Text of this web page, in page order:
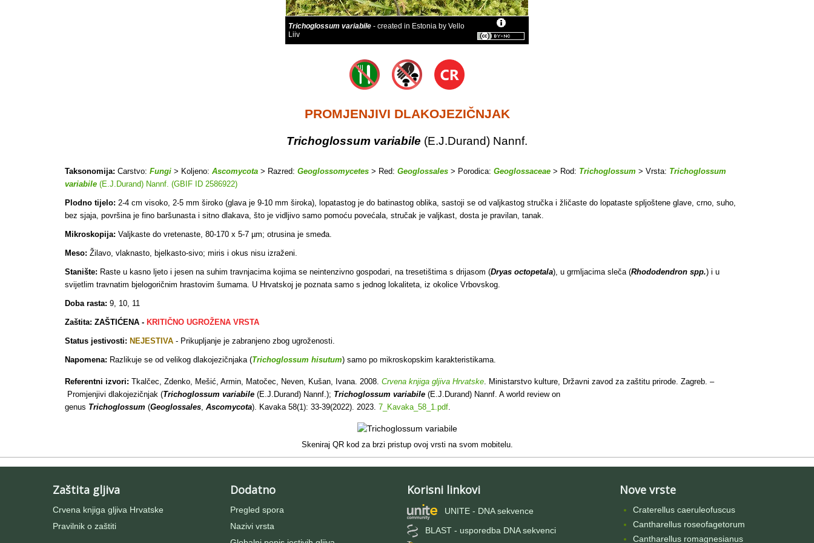
Trichoglossum variabile - created in Estonia by Vello
Liiv
PROMJENJIVI DLAKOJEZIČNJAK
Trichoglossum variabile (E.J.Durand) Nannf.
Taksonomija: Carstvo: Fungi > Koljeno: Ascomycota > Razred: Geoglossomycetes > Red: Geoglossales > Porodica: Geoglossaceae > Rod: Trichoglossum > Vrsta: Trichoglossum
variabile (E.J.Durand) Nannf. (GBIF ID 2586922)
Plodno tijelo: 2-4 cm visoko, 2-5 mm široko (glava je 9-10 mm široka), lopatastog je do batinastog oblika, sastoji se od valjkastog stručka i žličaste do lopataste spljoštene glave, crno, suho,
bez sjaja, površina je fino baršunasta i sitno dlakava, što je vidljivo samo pomoću povećala, stručak je valjkast, dosta je pravilan, tanak.
Mikroskopija: Valjkaste do vretenaste, 80-170 x 5-7 µm; otrusina je smeđa.
Meso: Žilavo, vlaknasto, bjelkasto-sivo; miris i okus nisu izraženi.
Stanište: Raste u kasno ljeto i jesen na suhim travnjacima kojima se neintenzivno gospodari, na tresetištima s drijasom (Dryas octopetala), u grmljacima sleča (Rhododendron spp.) i u
svijetlim travnatim bjelogoričnim hrastovim šumama. U Hrvatskoj je poznata samo s jednog lokaliteta, iz okolice Vrbovskog.
Doba rasta: 9, 10, 11
Zaštita: ZAŠTIĆENA - KRITIČNO UGROŽENA VRSTA
Status jestivosti: NEJESTIVA - Prikupljanje je zabranjeno zbog ugroženosti.
Napomena: Razlikuje se od velikog dlakojezičnjaka (Trichoglossum hisutum) samo po mikroskopskim karakteristikama.
Referentni izvori: Tkalčec, Zdenko, Mešić, Armin, Matočec, Neven, Kušan, Ivana. 2008. Crvena knjiga gljiva Hrvatske . Ministarstvo kulture, Državni zavod za zaštitu prirode. Zagreb. –
Promjenjivi dlakojezičnjak (Trichoglossum variabile (E.J.Durand) Nannf.); Trichoglossum variabile (E.J.Durand) Nannf. A world review on
genus Trichoglossum (Geoglossales Ascomycota). Kavaka 58(1): 33-39(2022). 2023. 7_Kavaka_58_1.pdf
Skeniraj QR kod za brzi pristup ovoj vrsti na svom mobitelu.
Zaštita gljiva
Crvena knjiga gljiva Hrvatske
Pravilnik o zaštiti
Dodatno
Pregled spora
Nazivi vrsta
Korisni linkovi
UNITE - DNA sekvence
BLAST - usporedba DNA sekvenci
Nove vrste
Craterellus caeruleofuscus
Cantharellus roseofagetorum
Cantharellus romagnesianus